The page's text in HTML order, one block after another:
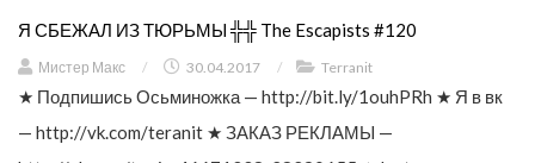
Я СБЕЖАЛ ИЗ ТЮРЬМЫ ╬╬ The Escapists #120
Мистер Макс / 30.04.2017 / Terranit
★ Подпишись Осьминожка — http://bit.ly/1ouhPRh ★ Я в вк
— http://vk.com/teranit ★ ЗАКАЗ РЕКЛАМЫ —